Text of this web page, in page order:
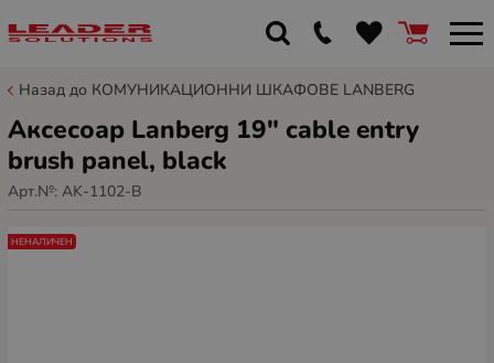
Назад до КОМУНИКАЦИОННИ ШКАФОВЕ LANBERG
Аксесоар Lanberg 19" cable entry
brush panel, black
Арт.№: AK-1102-B
НЕНАЛИЧЕН